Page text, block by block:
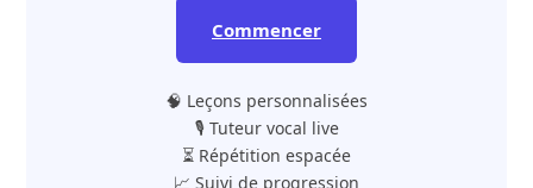
Commencer
🧠 Leçons personnalisées
🎙️ Tuteur vocal live
⏳ Répétition espacée
📈 Suivi de progression